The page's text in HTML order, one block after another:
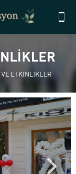
ETKİNLİKLER